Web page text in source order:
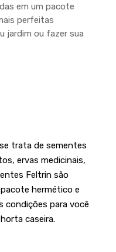
em um pacote
perfeitas
jardim ou fazer sua
trata de sementes
ervas medicinais,
Feltrin são
hermético e
condições para você
caseira.